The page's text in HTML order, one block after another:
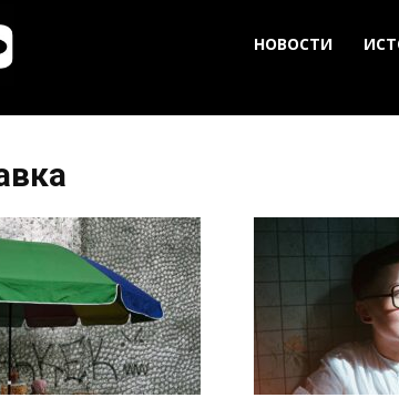
Новости
Кыргызстана
НОВОСТИ